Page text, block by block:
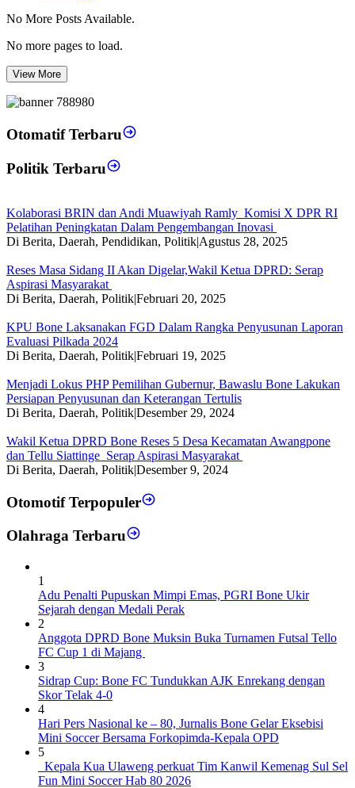
No More Posts Available.
No more pages to load.
View More
Otomatif Terbaru
Politik Terbaru
Kolaborasi BRIN dan Andi Muawiyah Ramly Komisi X DPR RI
Pelatihan Peningkatan Dalam Pengembangan Inovasi
Di Berita, Daerah, Pendidikan, Politik|Agustus 28, 2025
Reses Masa Sidang II Akan Digelar,Wakil Ketua DPRD: Serap
Aspirasi Masyarakat
Di Berita, Daerah, Politik|Februari 20, 2025
KPU Bone Laksanakan FGD Dalam Rangka Penyusunan Laporan
Evaluasi Pilkada 2024
Di Berita, Daerah, Politik|Februari 19, 2025
Menjadi Lokus PHP Pemilihan Gubernur, Bawaslu Bone Lakukan
Persiapan Penyusunan dan Keterangan Tertulis
Di Berita, Daerah, Politik|Desember 29, 2024
Wakil Ketua DPRD Bone Reses 5 Desa Kecamatan Awangpone
dan Tellu Siattinge Serap Aspirasi Masyarakat
Di Berita, Daerah, Politik|Desember 9, 2024
Otomotif Terpopuler
Olahraga Terbaru
1
Adu Penalti Pupuskan Mimpi Emas, PGRI Bone Ukir
Sejarah dengan Medali Perak
2
Anggota DPRD Bone Muksin Buka Turnamen Futsal Tello
FC Cup 1 di Majang
3
Sidrap Cup: Bone FC Tundukkan AJK Enrekang dengan
Skor Telak 4-0
4
Hari Pers Nasional ke – 80, Jurnalis Bone Gelar Eksebisi
Mini Soccer Bersama Forkopimda-Kepala OPD
5
Kepala Kua Ulaweng perkuat Tim Kanwil Kemenag Sul Sel
Fun Mini Soccer Hab 80 2026